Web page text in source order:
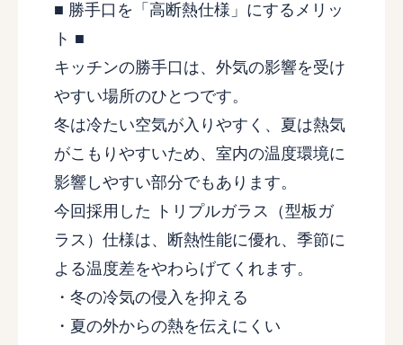
■ 勝手口を「高断熱仕様」にするメリッ
ト ■
キッチンの勝手口は、外気の影響を受け
やすい場所のひとつです。
冬は冷たい空気が入りやすく、夏は熱気
がこもりやすいため、室内の温度環境に
影響しやすい部分でもあります。
今回採用した トリプルガラス（型板ガ
ラス）仕様は、断熱性能に優れ、季節に
よる温度差をやわらげてくれます。
・冬の冷気の侵入を抑える
・夏の外からの熱を伝えにくい